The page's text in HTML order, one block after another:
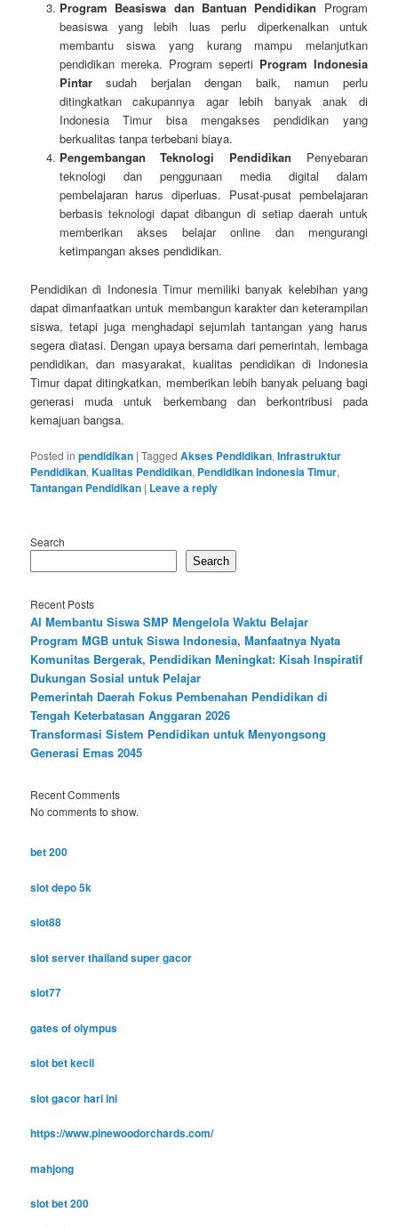
Program Beasiswa dan Bantuan Pendidikan Program
beasiswa yang lebih luas perlu diperkenalkan untuk
membantu siswa yang kurang mampu melanjutkan
pendidikan mereka. Program seperti Program Indonesia
Pintarsudah berjalan dengan baik, namun perlu
ditingkatkan cakupannya agar lebih banyak anak di
Indonesia Timur bisa mengakses pendidikan yang
berkualitas tanpa terbebani biaya.
Pengembangan Teknologi Pendidikan Penyebaran
teknologi dan penggunaan media digital dalam
pembelajaran harus diperluas. Pusat-pusat pembelajaran
berbasis teknologi dapat dibangun di setiap daerah untuk
memberikan akses belajar online dan mengurangi
ketimpangan akses pendidikan.
Pendidikan di Indonesia Timur memiliki banyak kelebihan yang
dapat dimanfaatkan untuk membangun karakter dan keterampilan
siswa, tetapi juga menghadapi sejumlah tantangan yang harus
segera diatasi. Dengan upaya bersama dari pemerintah, lembaga
pendidikan, dan masyarakat, kualitas pendidikan di Indonesia
Timur dapat ditingkatkan, memberikan lebih banyak peluang bagi
generasi muda untuk berkembang dan berkontribusi pada
kemajuan bangsa.
Posted in pendidikan |Tagged Akses Pendidikan,Infrastruktur
Pendidikan,Kualitas Pendidikan, Pendidikan Indonesia Timur,
Tantangan Pendidikan | Leave a reply
Search
Search
Recent Posts
AI Membantu Siswa SMP Mengelola Waktu Belajar
Program MGB untuk Siswa Indonesia, Manfaatnya Nyata
Komunitas Bergerak, Pendidikan Meningkat: Kisah Inspiratif
Dukungan Sosial untuk Pelajar
Pemerintah Daerah Fokus Pembenahan Pendidikan di
Tengah Keterbatasan Anggaran 2026
Transformasi Sistem Pendidikan untuk Menyongsong
Generasi Emas 2045
Recent Comments
No comments to show.
bet 200
slot depo 5k
slot88
slot server thailand super gacor
slot77
gates of olympus
slot bet kecil
slot gacor hari ini
https://www.pinewoodorchards.com/
mahjong
slot bet 200